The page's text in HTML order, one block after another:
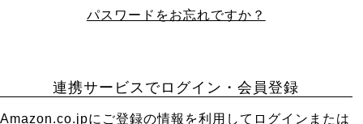
パスワードをお忘れですか？
連携サービスでログイン・会員登録
Amazon.co.jpにご登録の情報を利用してログインまたは